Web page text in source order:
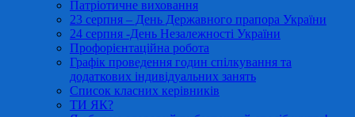
Патріотичне виховання
23 серпня – День Державного прапора України
24 серпня -День Незалежності України
Профорієнтаційна робота
Графік проведення годин спілкування та
додаткових індивідуальних занять
Список класних керівників
ТИ ЯК?